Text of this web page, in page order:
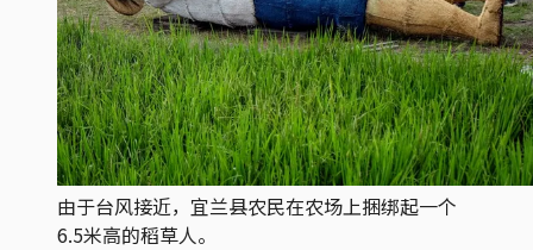
由于台风接近，宜兰县农民在农场上捆绑起一个
6.5米高的稻草人。